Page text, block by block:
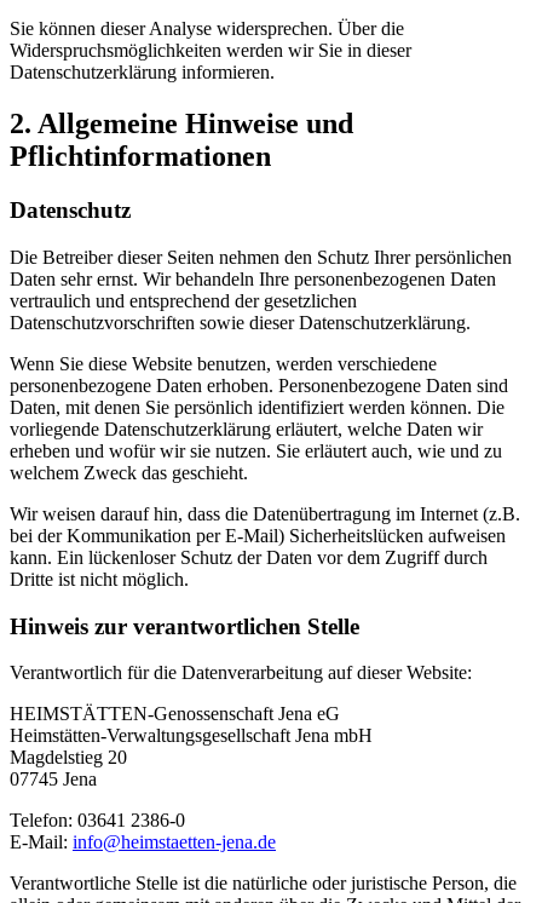
Sie können dieser Analyse widersprechen. Über die
Widerspruchsmöglichkeiten werden wir Sie in dieser
Datenschutzerklärung informieren.
2. Allgemeine Hinweise und
Pflichtinformationen
Datenschutz
Die Betreiber dieser Seiten nehmen den Schutz Ihrer persönlichen
Daten sehr ernst. Wir behandeln Ihre personenbezogenen Daten
vertraulich und entsprechend der gesetzlichen
Datenschutzvorschriften sowie dieser Datenschutzerklärung.
Wenn Sie diese Website benutzen, werden verschiedene
personenbezogene Daten erhoben. Personenbezogene Daten sind
Daten, mit denen Sie persönlich identifiziert werden können. Die
vorliegende Datenschutzerklärung erläutert, welche Daten wir
erheben und wofür wir sie nutzen. Sie erläutert auch, wie und zu
welchem Zweck das geschieht.
Wir weisen darauf hin, dass die Datenübertragung im Internet (z.B.
bei der Kommunikation per E-Mail) Sicherheitslücken aufweisen
kann. Ein lückenloser Schutz der Daten vor dem Zugriff durch
Dritte ist nicht möglich.
Hinweis zur verantwortlichen Stelle
Verantwortlich für die Datenverarbeitung auf dieser Website:
HEIMSTÄTTEN-Genossenschaft Jena eG
Heimstätten-Verwaltungsgesellschaft Jena mbH
Magdelstieg 20
07745 Jena
Telefon: 03641 2386-0
E-Mail: info@heimstaetten-jena.de
Verantwortliche Stelle ist die natürliche oder juristische Person, die